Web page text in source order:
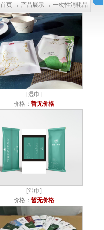
首页→ 产品展示→ 一次性消耗品
[湿巾]
价格： 暂无价格
[湿巾]
价格： 暂无价格